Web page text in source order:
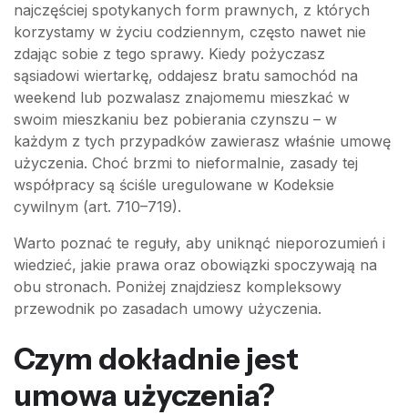
najczęściej spotykanych form prawnych, z których
korzystamy w życiu codziennym, często nawet nie
zdając sobie z tego sprawy. Kiedy pożyczasz
sąsiadowi wiertarkę, oddajesz bratu samochód na
weekend lub pozwalasz znajomemu mieszkać w
swoim mieszkaniu bez pobierania czynszu – w
każdym z tych przypadków zawierasz właśnie umowę
użyczenia. Choć brzmi to nieformalnie, zasady tej
współpracy są ściśle uregulowane w Kodeksie
cywilnym (art. 710–719).
Warto poznać te reguły, aby uniknąć nieporozumień i
wiedzieć, jakie prawa oraz obowiązki spoczywają na
obu stronach. Poniżej znajdziesz kompleksowy
przewodnik po zasadach umowy użyczenia.
Czym dokładnie jest
umowa użyczenia?